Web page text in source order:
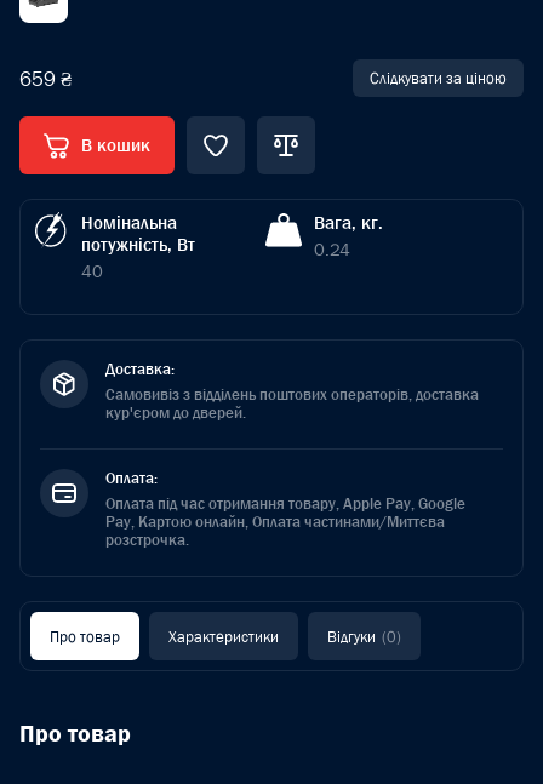
659 ₴ Слідкувати за ціною
В кошик
Номінальна
потужність, Вт
40
Вага, кг.
0.24
Доставка:
Самовивіз з відділень поштових операторів, доставка
кур'єром до дверей.
Оплата:
Оплата під час отримання товару, Apple Pay, Google
Pay, Картою онлайн, Оплата частинами/Миттєва
розстрочка.
Про товар Характеристики Відгуки (0)
Про товар